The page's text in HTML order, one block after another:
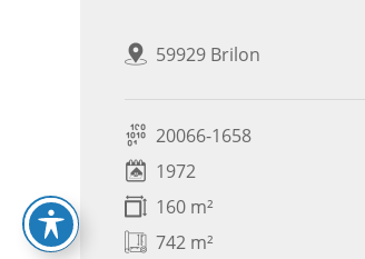
59929 Brilon
20066-1658
1972
160 m²
742 m²